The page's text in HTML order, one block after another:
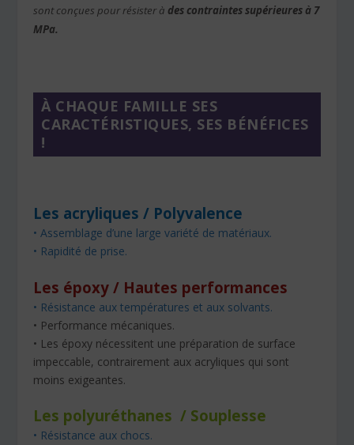
sont conçues pour résister à des contraintes supérieures à 7
MPa.
À CHAQUE FAMILLE SES
CARACTÉRISTIQUES, SES BÉNÉFICES
!
Les acryliques / Polyvalence
• Assemblage d’une large variété de matériaux.
• Rapidité de prise.
Les époxy / Hautes performances
• Résistance aux températures et aux solvants.
• Performance mécaniques.
• Les époxy nécessitent une préparation de surface
impeccable, contrairement aux acryliques qui sont
moins exigeantes.
Les polyuréthanes / Souplesse
• Résistance aux chocs.